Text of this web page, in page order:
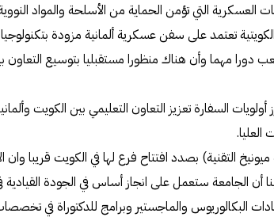
العسكرية التي تؤمن الحماية من الأسلحة والمواد
تعتمد على سفن عسكرية ألمانية مزودة
دورا مهما وأن هناك منظورا مستقبليا بتوسيع التعاون
السفارة تعزيز التعاون التعليمي بين الكويت
العليا.
التقنية) بصدد افتتاح فرع لها في الكويت قريبا وان
الجامعة ستعمل على انجاز أساس في الجودة القيادية
البكالوريوس والماجستير وبرامج للدكتوراة في